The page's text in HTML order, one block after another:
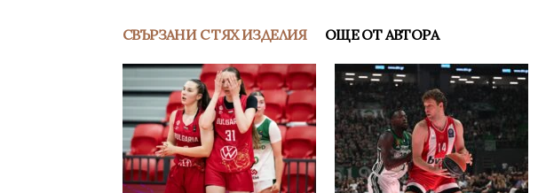
СВЪРЗАНИ С ТЯХ ИЗДЕЛИЯ ОЩЕ ОТ АВТОРА